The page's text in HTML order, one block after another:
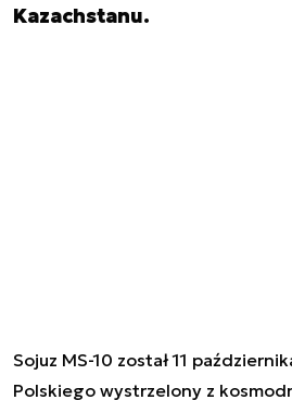
Kazachstanu.
Sojuz MS-10 został 11
Polskiego wystrzelony z